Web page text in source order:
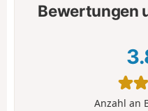
Bewertungen
Anzahl an